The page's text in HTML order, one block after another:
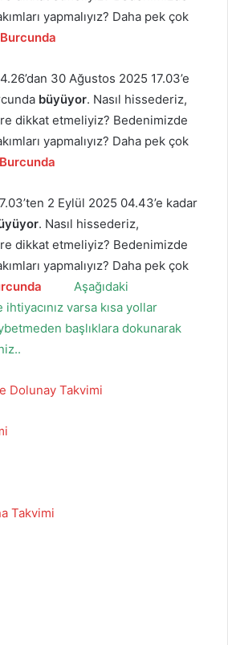
yapmalıyız? Daha pek çok
30 Ağustos 2025 17.03’e
büyüyor. Nasıl hissederiz,
dikkat etmeliyiz? Bedenimizde
yapmalıyız? Daha pek çok
2 Eylül 2025 04.43’e kadar
. Nasıl hissederiz,
dikkat etmeliyiz? Bedenimizde
yapmalıyız? Daha pek çok
Aşağıdaki
varsa kısa yollar
başlıklara dokunarak
Dolunay Takvimi
Takvimi